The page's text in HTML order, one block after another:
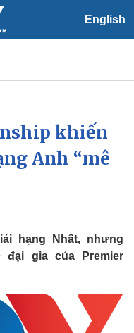
English
báo thời tiết
khiến
Anh “mê
hạng Nhất, nhưng
gia của Premier